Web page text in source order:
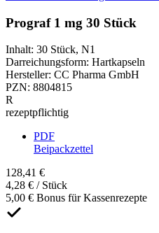
Prograf 1 mg 30 Stück
Inhalt: 30 Stück, N1
Darreichungsform: Hartkapseln
Hersteller: CC Pharma GmbH
PZN: 8804815
R
rezeptpflichtig
PDF
Beipackzettel
128,41 €
4,28 € / Stück
5,00 € Bonus für Kassenrezepte